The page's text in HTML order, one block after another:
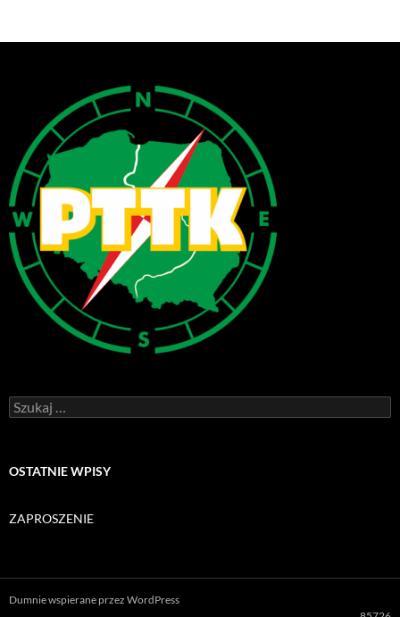
Szukaj:
OSTATNIE WPISY
ZAPROSZENIE
Dumnie wspierane przez WordPress